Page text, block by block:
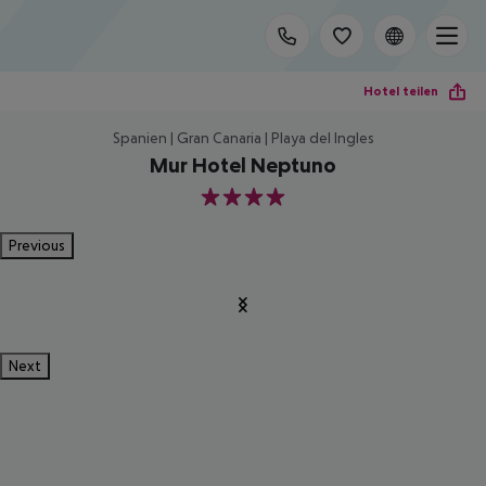
Hotel teilen
Spanien | Gran Canaria | Playa del Ingles
Mur Hotel Neptuno
4
Previous
Next